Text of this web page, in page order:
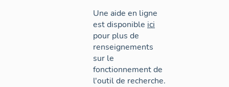
Une aide en ligne
est disponible ici
pour plus de
renseignements
sur le
fonctionnement de
l'outil de recherche.